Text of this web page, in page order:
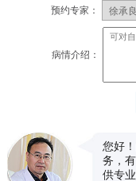
预约专家：
病情介绍：
您好
务，
供专业